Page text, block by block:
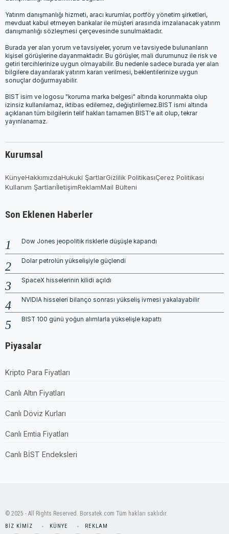
Yatırım danışmanlığı hizmeti, aracı kurumlar, portföy yönetim şirketleri,
mevduat kabul etmeyen bankalar ile müşteri arasında imzalanacak yatırım
danışmanlığı sözleşmesi çerçevesinde sunulmaktadır.
Burada yer alan yorum ve tavsiyeler, yorum ve tavsiyede bulunanların
kişisel görüşlerine dayanmaktadır. Bu görüşler, mali durumunuz ile risk ve
getiri tercihlerinize uygun olmayabilir. Bu nedenle sadece burada yer alan
bilgilere dayanılarak yatırım kararı verilmesi, beklentilerinize uygun
sonuçlar doğurmayabilir.
BIST isim ve logosu "koruma marka belgesi" altında korunmakta olup
izinsiz kullanılamaz, iktibas edilemez, değiştirilemez.BIST ismi altında
açıklanan tüm bilgilerin telif hakları tamamen BIST'e ait olup, tekrar
yayınlanamaz.
Kurumsal
KünyeHakkımızdaHukuki ŞartlarGizlilik PolitikasıÇerez Politikası
Kullanım ŞartlarıİletişimReklamMail Bülteni
Son Eklenen Haberler
Dow Jones jeopolitik risklerle düşüşle kapandı
Dolar petrolün yükselişiyle güçlendi
SpaceX hisselerinin kilidi açıldı
NVIDIA hisseleri bilanço sonrası yükseliş ivmesi yakalayabilir
BIST 100 günü yoğun alımlarla yükselişle kapattı
Piyasalar
Kripto Para Fiyatları
Canlı Altın Fiyatları
Canlı Döviz Kurları
Canlı Emtia Fiyatları
Canlı BİST Endeksleri
© 2025 - All Rights Reserved. Borsatek.com Tüm hakları saklıdır.
BIZ KIMIZ KÜNYE REKLAM